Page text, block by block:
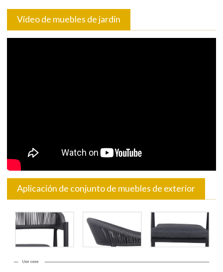
Vídeo de muebles de jardín
Aplicación de conjunto de muebles de exterior